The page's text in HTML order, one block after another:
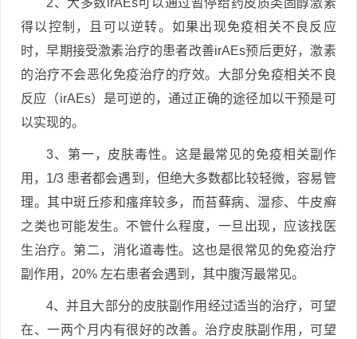
得以控制，且可以逆转。如果出现免疫相关不良反应
时，早期接受激素治疗的患者改善irAEs预后更好，激素
的治疗不会恶化免疫治疗的疗效。大部分免疫相关不良
反应（irAEs）是可逆的，通过正确的途径加以干预是可
以实现的。
3、第一，皮肤毒性。这是最常见的免疫相关副作
用，1/3 患者都会遇到，但绝大多数都比较轻微，容易管
理。其中斑丘疹和瘙痒较多，而苔藓病、湿疹、牛皮癣
之类也可能发生。不管什么程度，一旦出现，应该找医
生治疗。第二，消化道毒性。这也是很常见的免疫治疗
副作用，20% 左右患者会遇到，其中腹泻最常见。
4、并且大部分的皮肤副作用经过适当的治疗，可望
在、一两个月内有很好的改善。治疗皮肤副作用，可望